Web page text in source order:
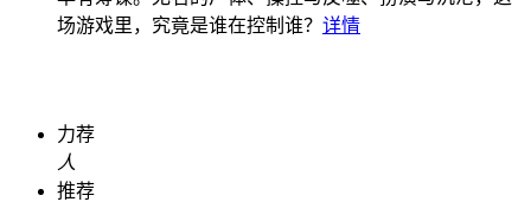
场游戏里，究竟是谁在控制谁？ 详情
力荐
人
推荐